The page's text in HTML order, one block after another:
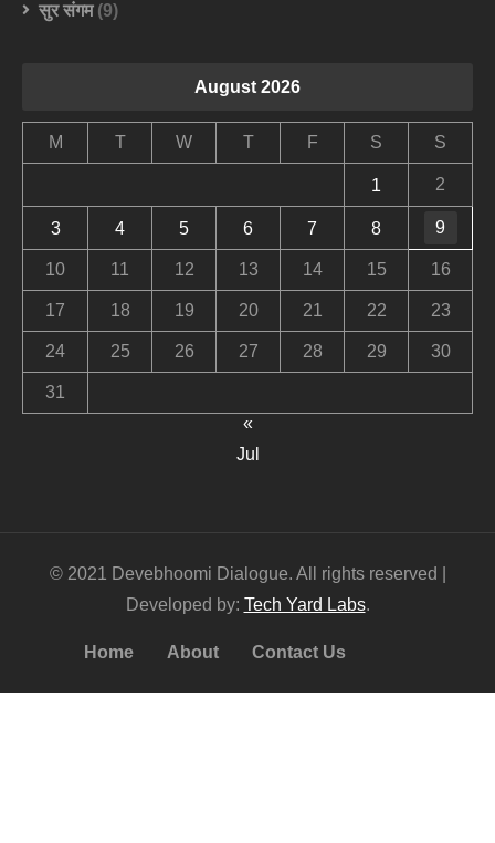
सुर संगम(9)
August 2026
M T W T F S S
1 2
3 4 5 6 7 8 9
10 11 12 13 14 15 16
17 18 19 20 21 22 23
24 25 26 27 28 29 30
31
«
Jul
© 2021 Devebhoomi Dialogue. All rights reserved |
Developed by: Tech Yard Labs.
Home About Contact Us